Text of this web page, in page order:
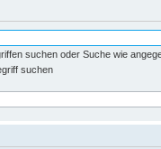
suchen oder Suche wie
suchen